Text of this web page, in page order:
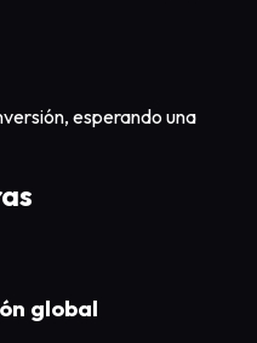
esperando una
global